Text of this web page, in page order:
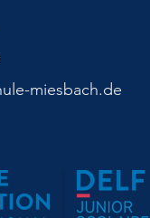
miesbach.de